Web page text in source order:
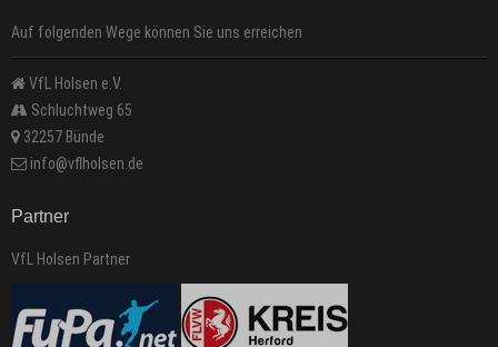
Auf folgenden Wege können Sie uns erreichen
VfL Holsen e.V.
Schluchtweg 65
32257 Bünde
info@vflholsen.de
Partner
VfL Holsen Partner